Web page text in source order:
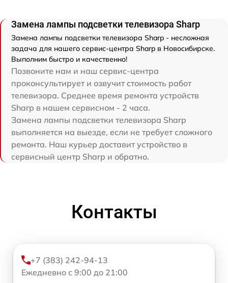
Замена лампы подсветки телевизора Sharp
Замена лампы подсветки телевизора Sharp - несложная
задача для нашего сервис-центра Sharp в Новосибирске.
Выполним быстро и качественно!
Позвоните нам и наш сервис-центра
проконсультирует и озвучит стоимость работ
телевизора. Среднее время ремонта устройств
Sharp в нашем сервисном - 2 часа.
Замена лампы подсветки телевизора Sharp
выполняется на выезде, если не требует сложного
ремонта. Наш курьер доставит устройство в
сервисный центр Sharp и обратно.
Контакты
+7 (383) 242-94-13
Ежедневно с 9:00 до 21:00